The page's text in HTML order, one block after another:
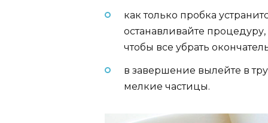
как только пробка
останавливайте
чтобы все убрать
в завершение вылейте в
мелкие частицы.